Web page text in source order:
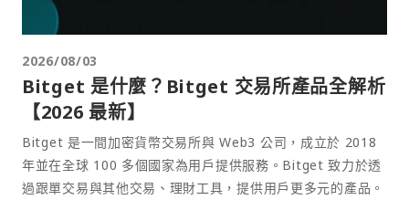
2026/08/03
Bitget 是什麼？Bitget 交易所產品全解析
【2026 最新】
Bitget 是一間加密貨幣交易所與 Web3 公司，成立於 2018
年並在全球 100 多個國家為用戶提供服務。Bitget 致力於透
過跟單交易與其他交易、理財工具，提供用戶更多元的產品。